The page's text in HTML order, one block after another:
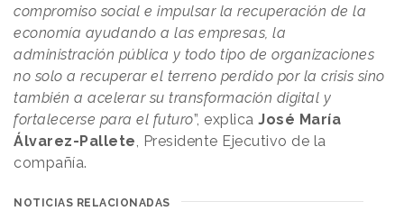
compromiso social e impulsar la recuperación de la
economía ayudando a las empresas, la
administración pública y todo tipo de organizaciones
no solo a recuperar el terreno perdido por la crisis sino
también a acelerar su transformación digital y
fortalecerse para el futuro”, explica José María
Álvarez-Pallete, Presidente Ejecutivo de la
compañía.
NOTICIAS RELACIONADAS